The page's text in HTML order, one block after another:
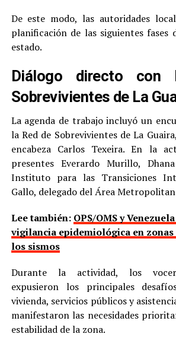
De este modo, las autoridades
planificación de las siguientes fases
estado.
Diálogo directo con
Sobrevivientes de La
La agenda de trabajo incluyó un
la Red de Sobrevivientes de La
encabeza Carlos Texeira. En la
presentes Everardo Murillo,
Instituto para las Transiciones
Gallo, delegado del Área
Lee también: OPS/OMS y
vigilancia epidemiológica en zonas
los sismos
Durante la actividad, los
expusieron los principales
vivienda, servicios públicos y
manifestaron las necesidades
estabilidad de la zona.